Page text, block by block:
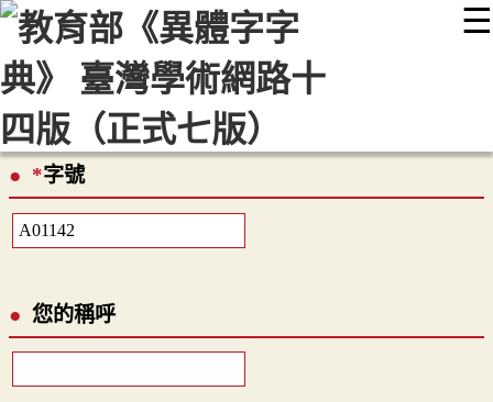
☰
::: 最新消息 常見問題 編輯說明
顯示模式
網站導覽
*字號
您的稱呼